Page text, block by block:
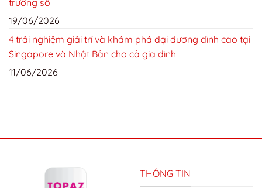
trường số
19/06/2026
4 trải nghiệm giải trí và khám phá đại dương đỉnh cao tại
Singapore và Nhật Bản cho cả gia đình
11/06/2026
THÔNG TIN